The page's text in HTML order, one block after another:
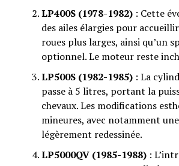
LP400S (1978-1982): Cette
des ailes élargies pour
roues plus larges, ainsi qu’un
optionnel. Le moteur reste
LP500S (1982-1985): La
passe à 5 litres, portant la
chevaux. Les modifications
mineures, avec notamment
légèrement redessinée.
LP5000QV (1985-1988):